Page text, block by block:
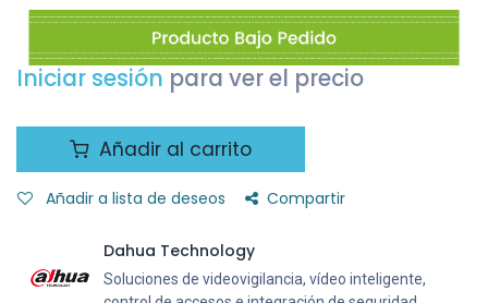
Iniciar sesión para ver el precio
Añadir al carrito
Añadir a lista de deseos Compartir
Dahua Technology
Soluciones de videovigilancia, vídeo inteligente,